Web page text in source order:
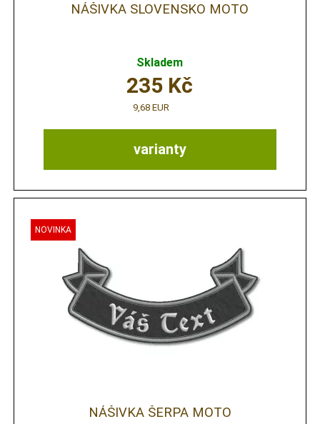
NÁŠIVKA SLOVENSKO MOTO
Skladem
varianty
235 Kč
9,68 EUR
NÁŠIVKA ŠERPA MOTO